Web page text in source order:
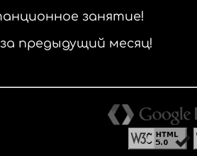
занятие
за предыдущий месяц